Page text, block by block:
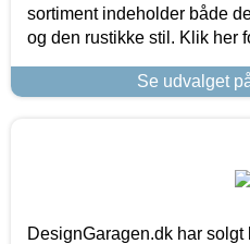
sortiment indeholder både
og den rustikke stil. Klik her
Se udvalget
DesignGaragen.dk har